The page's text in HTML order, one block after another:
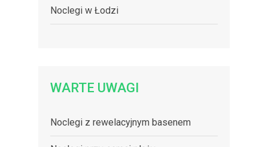
Noclegi w Łodzi
WARTE UWAGI
Noclegi z rewelacyjnym basenem